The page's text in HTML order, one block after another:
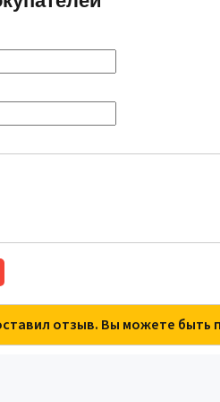
отзыв. Вы можете быть